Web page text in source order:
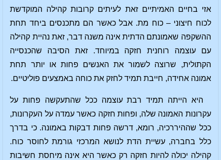
אזי בחיים האמיתיים זאת לעיתים קרובות קהילה המוקדשת
לכוח חיצוני – כוח מת. אבל כאשר הם מתכנסים ביחד תחת
ההשקפה שאמונתם הדתית אינה משנה דבר, זאת נהיית קהילה
עם עוצמה רוחנית חזקה במיוחד. זאת הסיבה שהכנסייה
הקתולית, שרוצה לשמור את האנשים פחות או יותר תחת
אמונה אחידה, חייבת תמיד לחזק את כוחה באמצעים פוליטיים.
היא הייתה תמיד רבת עוצמה ככל שהתעקשה פחות על
עקרונות האמונה שלה, ופחות חזקה כאשר עמדה על העקרונות,
ככל שההיררכיה, רומא, דרשה פחות דבקות באמונה. כי בדרך
כלל בחברה, עשיית הדת לנושא המרכזי גורמת לחוסר כוח.
קהילה יכולה להיות חזקה רק כאשר היא אינה מיחסת חשיבות